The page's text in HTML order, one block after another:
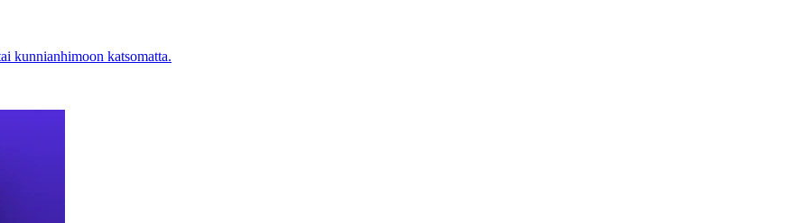
kunnianhimoon katsomatta.